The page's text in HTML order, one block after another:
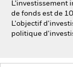
de fonds est de
L'objectif
politique